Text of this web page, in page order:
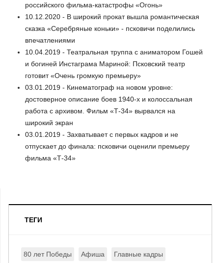
российского фильма-катастрофы «Огонь»
10.12.2020 - В широкий прокат вышла романтическая
сказка «Серебряные коньки» - псковичи поделились
впечатлениями
10.04.2019 - Театральная труппа с аниматором Гошей
и богиней Инстаграма Мариной: Псковский театр
готовит «Очень громкую премьеру»
03.01.2019 - Кинематограф на новом уровне:
достоверное описание боев 1940-х и колоссальная
работа с архивом. Фильм «Т-34» вырвался на
широкий экран
03.01.2019 - Захватывает с первых кадров и не
отпускает до финала: псковичи оценили премьеру
фильма «Т-34»
ТЕГИ
80 лет Победы Афиша Главные кадры